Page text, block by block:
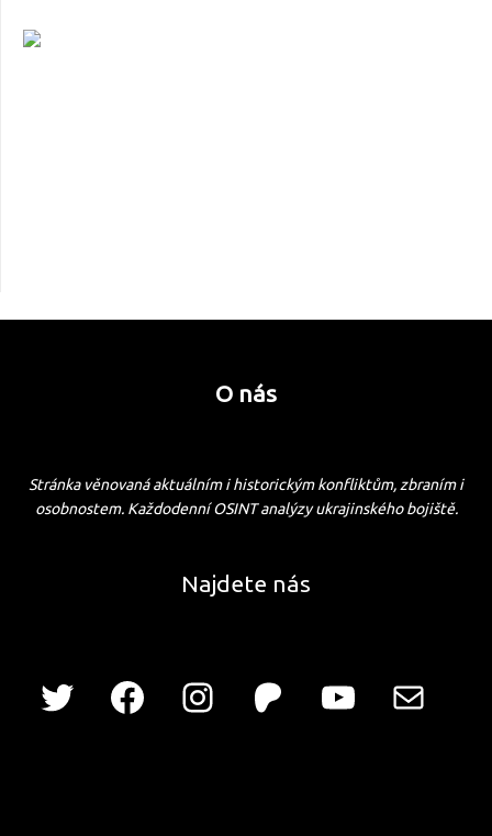
O nás
Stránka věnovaná aktuálním i historickým konfliktům, zbraním i
osobnostem. Každodenní OSINT analýzy ukrajinského bojiště.
Najdete nás